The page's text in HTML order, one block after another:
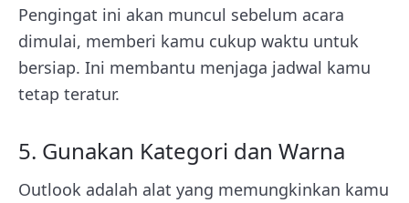
Pengingat ini akan muncul sebelum acara
dimulai, memberi kamu cukup waktu untuk
bersiap. Ini membantu menjaga jadwal kamu
tetap teratur.
5. Gunakan Kategori dan Warna
Outlook adalah alat yang memungkinkan kamu